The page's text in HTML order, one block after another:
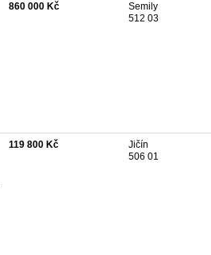
860 000 Kč
Semily
512 03
119 800 Kč
Jičín
506 01